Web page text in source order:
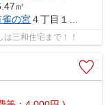
㎡
雀の宮４丁目１８-６
三和住宅まで！！